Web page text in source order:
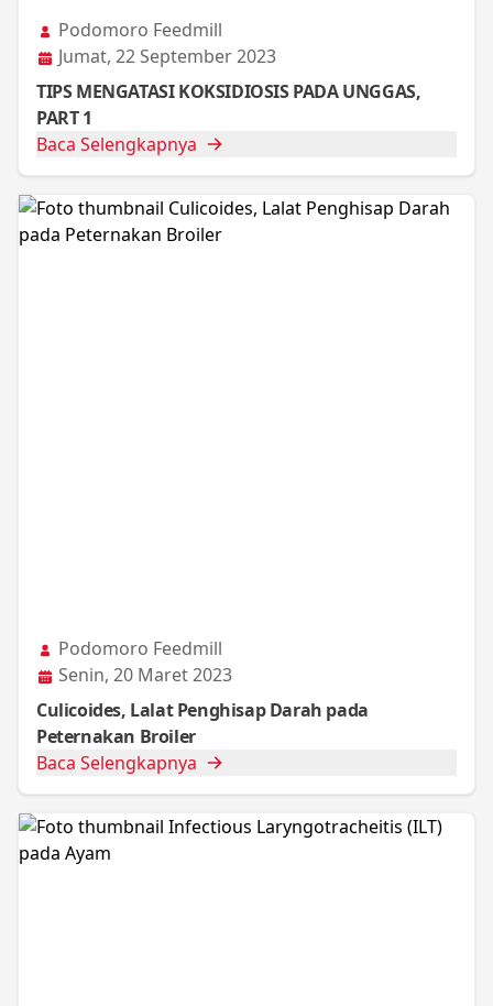
Podomoro Feedmill
Jumat, 22 September 2023
TIPS MENGATASI KOKSIDIOSIS PADA UNGGAS,
PART 1
Baca Selengkapnya
Podomoro Feedmill
Senin, 20 Maret 2023
Culicoides, Lalat Penghisap Darah pada
Peternakan Broiler
Baca Selengkapnya